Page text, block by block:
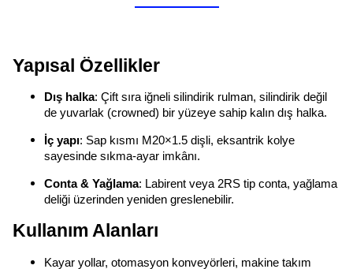
Yapısal Özellikler
Dış halka: Çift sıra iğneli silindirik rulman, silindirik değil
de yuvarlak (crowned) bir yüzeye sahip kalın dış halka.
İç yapı: Sap kısmı M20×1.5 dişli, eksantrik kolye
sayesinde sıkma-ayar imkânı.
Conta & Yağlama: Labirent veya 2RS tip conta, yağlama
deliği üzerinden yeniden greslenebilir.
Kullanım Alanları
Kayar yollar, otomasyon konveyörleri, makine takım